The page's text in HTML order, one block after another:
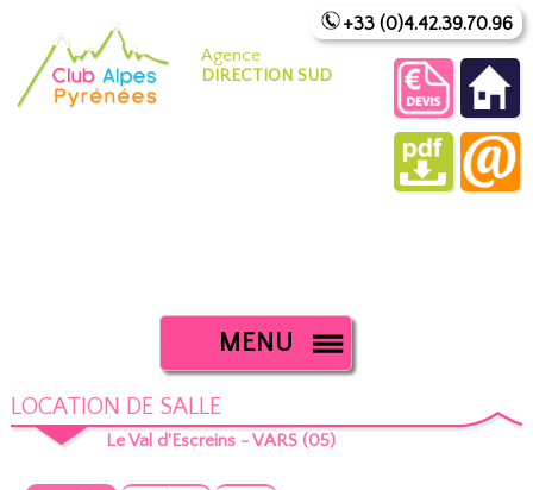
Agence
DIRECTION SUD
+33 (0)4.42.39.70.96
MENU
LOCATION DE SALLE
Le Val d'Escreins - VARS (05)